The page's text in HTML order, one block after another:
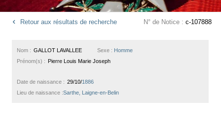
Retour aux résultats de recherche N° de Notice : c-107888
Sexe : Homme
Nom : GALLOT LAVALLEE
Prénom(s) : Pierre Louis Marie Joseph
Date de naissance : 29/10/1886
Lieu de naissance :Sarthe, Laigne-en-Belin